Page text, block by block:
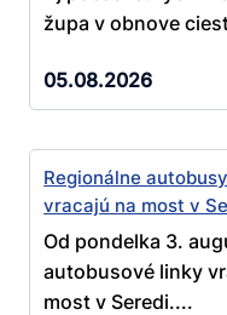
župa v obnove
05.08.2026
Regionálne
vracajú na most v
Od pondelka 3.
autobusové linky
most v Seredi....